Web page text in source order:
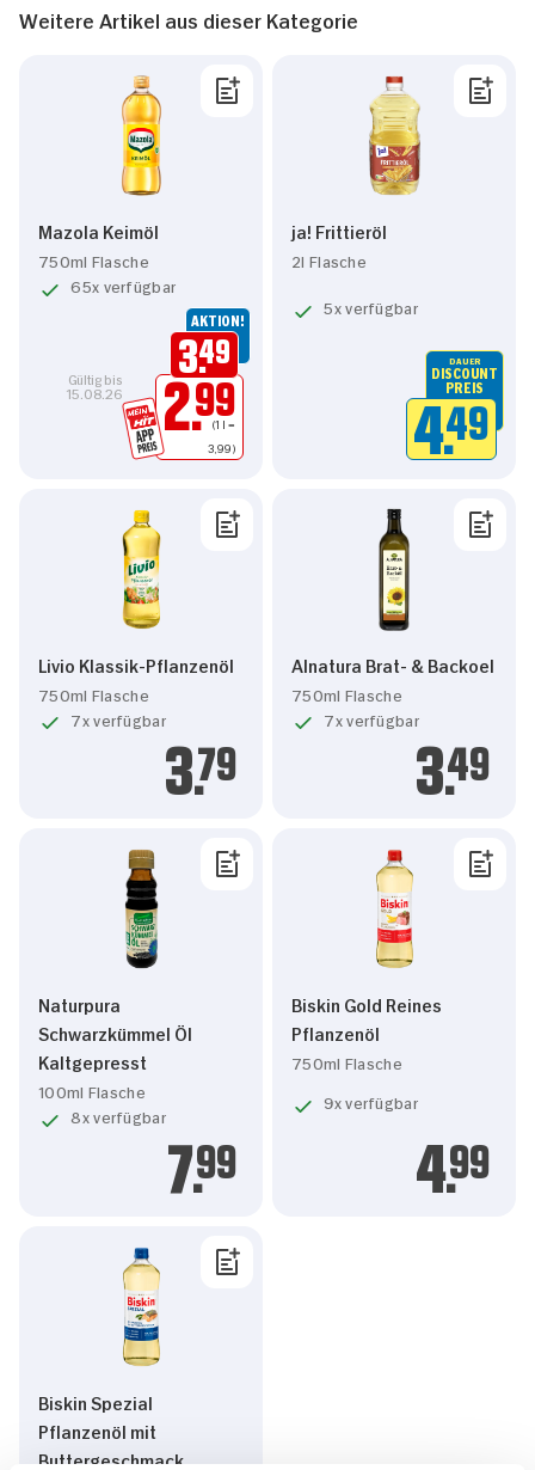
Weitere Artikel aus dieser Kategorie
Mazola Keimöl
750ml Flasche
65x verfügbar
Gültig bis
15.08.26
AKTION!
3.49
2.99
(1 l =
3,99)
ja! Frittieröl
2l Flasche
5x verfügbar
DAUER
DISCOUNT
PREIS
4.49
Livio Klassik-Pflanzenöl
750ml Flasche
7x verfügbar
3.79
Alnatura Brat- & Backoel
750ml Flasche
7x verfügbar
3.49
Naturpura
Schwarzkümmel Öl
Kaltgepresst
100ml Flasche
8x verfügbar
7.99
Biskin Gold Reines
Pflanzenöl
750ml Flasche
9x verfügbar
4.99
Biskin Spezial
Pflanzenöl mit
Buttergeschmack